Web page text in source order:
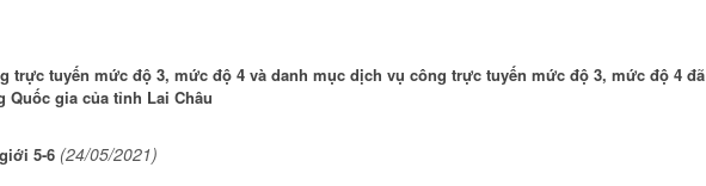
trực tuyến mức độ 3, mức độ 4 và danh mục dịch vụ công trực tuyến mức độ 3, mức độ 4 đã
gia của tỉnh Lai Châu
5-6 (24/05/2021)